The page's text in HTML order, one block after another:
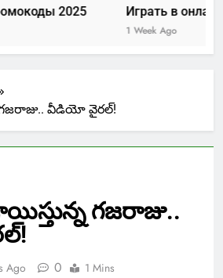
2025 Играть в
1 Week Ago
గజరాజు.. వీడియో వైరల్!
గజరాజు..
Ago 0 1 Mins